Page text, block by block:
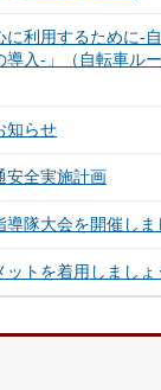
に利用するために-
導入-」（自転車ル
知らせ
安全実施計画
隊大会を開催しま
トを着用しましょ